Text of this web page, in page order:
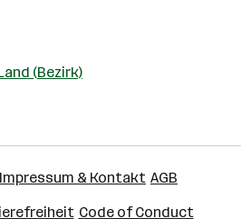
(Bezirk)
Impressum & Kontakt AGB
Code of Conduct